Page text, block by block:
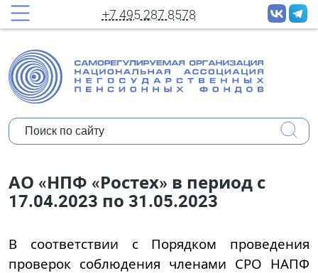
+7 495 287 8578
принудительных рассылок новостей
Полное имя:
Организация:
Уполномочены ли Вы представлять
мнение организации?
Коротко о себе:
АО «НПФ «Ростех» в период с
17.04.2023 по 31.05.2023
В соответствии с Порядком проведения
проверок соблюдения членами СРО НАПФ